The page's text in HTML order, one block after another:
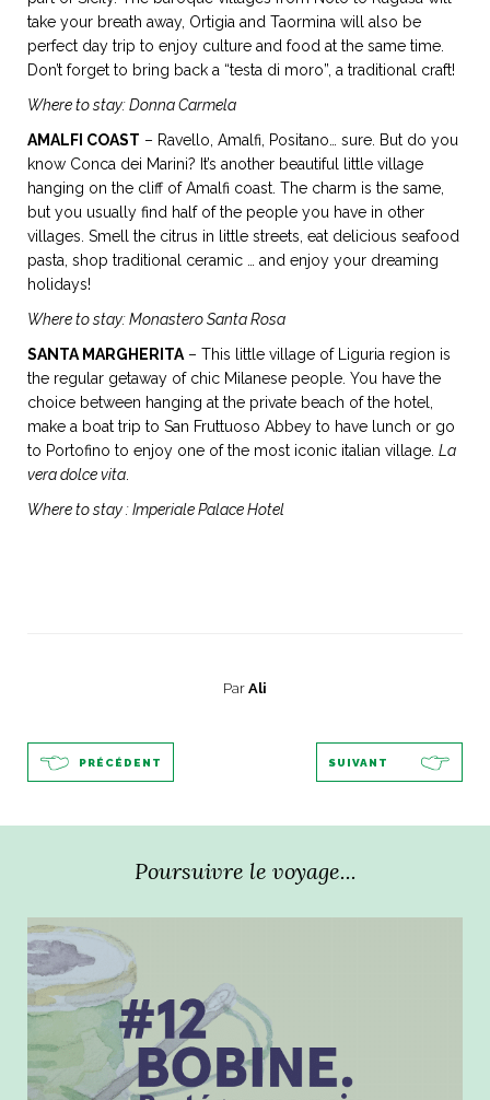
take your breath away, Ortigia and Taormina will also be
perfect day trip to enjoy culture and food at the same time.
Don’t forget to bring back a “testa di moro”, a traditional craft!
Where to stay: Donna Carmela
AMALFI COAST – Ravello, Amalfi, Positano… sure. But do you
know Conca dei Marini? It’s another beautiful little village
hanging on the cliff of Amalfi coast. The charm is the same,
but you usually find half of the people you have in other
villages. Smell the citrus in little streets, eat delicious seafood
pasta, shop traditional ceramic … and enjoy your dreaming
holidays!
Where to stay: Monastero Santa Rosa
SANTA MARGHERITA– This little village of Liguria region is
the regular getaway of chic Milanese people. You have the
choice between hanging at the private beach of the hotel,
make a boat trip to San Fruttuoso Abbey to have lunch or go
to Portofino to enjoy one of the most iconic italian village. La
vera dolce vita.
Where to stay : Imperiale Palace Hotel
Par Ali
PRÉCÉDENT SUIVANT
Poursuivre le voyage...